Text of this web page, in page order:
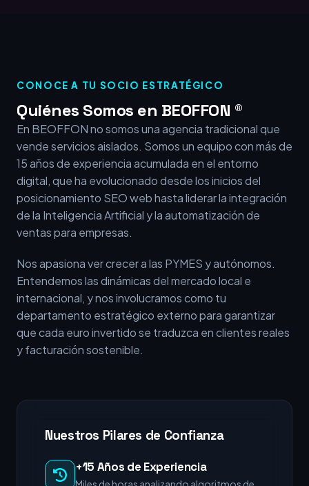
CONOCE A TU SOCIO ESTRATÉGICO
Quiénes Somos en BEOFFON ®
En BEOFFON no somos una agencia tradicional que
vende servicios aislados. Somos un equipo con más de
15 años de experiencia acumulada en el entorno
digital, que ha evolucionado desde los inicios del
posicionamiento SEO web hasta liderar la integración
de la Inteligencia Artificial y la automatización de
ventas para empresas.
Nos apasiona ver crecer a las PYMES y autónomos.
Entendemos las dinámicas del mercado local e
internacional, y nos involucramos como tu
departamento estratégico externo para garantizar
que cada euro invertido se traduzca en clientes reales
y facturación sostenible.
Nuestros Pilares de Confianza
+15 Años de Experiencia